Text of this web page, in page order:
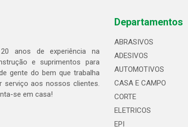
anos de experiência na
e suprimentos para
gente do bem que trabalha
serviço aos nossos clientes.
se em casa!
Departamentos
ABRASIVOS
ADESIVOS
AUTOMOTIVOS
CASA E CAMPO
CORTE
ELETRICOS
EPI